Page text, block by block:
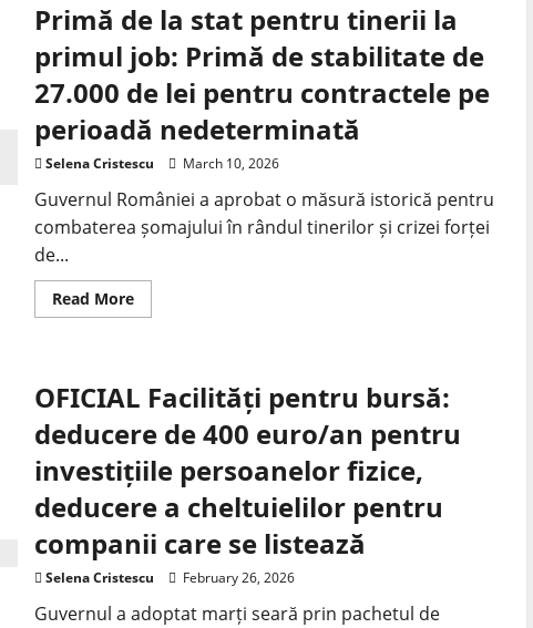
Primă de la stat pentru tinerii la
primul job: Primă de stabilitate de
27.000 de lei pentru contractele pe
perioadă nedeterminată
Selena Cristescu March 10, 2026
Guvernul României a aprobat o măsură istorică pentru
combaterea șomajului în rândul tinerilor și crizei forței
de...
Read More
OFICIAL Facilități pentru bursă:
deducere de 400 euro/an pentru
investițiile persoanelor fizice,
deducere a cheltuielilor pentru
companii care se listează
Selena Cristescu February 26, 2026
Guvernul a adoptat marți seară prin pachetul de